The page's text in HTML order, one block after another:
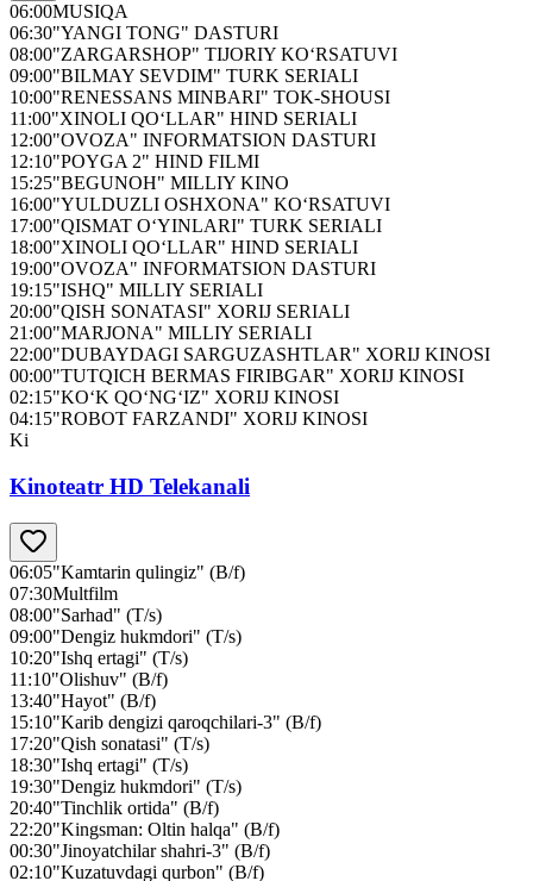
06:00MUSIQA
06:30"YANGI TONG" DASTURI
08:00"ZARGARSHOP" TIJORIY KO‘RSATUVI
09:00"BILMAY SEVDIM" TURK SERIALI
10:00"RENESSANS MINBARI" TOK-SHOUSI
11:00"XINOLI QO‘LLAR" HIND SERIALI
12:00"OVOZA" INFORMATSION DASTURI
12:10"POYGA 2" HIND FILMI
15:25"BEGUNOH" MILLIY KINO
16:00"YULDUZLI OSHXONA" KO‘RSATUVI
17:00"QISMAT O‘YINLARI" TURK SERIALI
18:00"XINOLI QO‘LLAR" HIND SERIALI
19:00"OVOZA" INFORMATSION DASTURI
19:15"ISHQ" MILLIY SERIALI
20:00"QISH SONATASI" XORIJ SERIALI
21:00"MARJONA" MILLIY SERIALI
22:00"DUBAYDAGI SARGUZASHTLAR" XORIJ KINOSI
00:00"TUTQICH BERMAS FIRIBGAR" XORIJ KINOSI
02:15"KO‘K QO‘NG‘IZ" XORIJ KINOSI
04:15"ROBOT FARZANDI" XORIJ KINOSI
Ki
Kinoteatr HD Telekanali
06:05"Kamtarin qulingiz" (B/f)
07:30Multfilm
08:00"Sarhad" (T/s)
09:00"Dengiz hukmdori" (T/s)
10:20"Ishq ertagi" (T/s)
11:10"Olishuv" (B/f)
13:40"Hayot" (B/f)
15:10"Karib dengizi qaroqchilari-3" (B/f)
17:20"Qish sonatasi" (T/s)
18:30"Ishq ertagi" (T/s)
19:30"Dengiz hukmdori" (T/s)
20:40"Tinchlik ortida" (B/f)
22:20"Kingsman: Oltin halqa" (B/f)
00:30"Jinoyatchilar shahri-3" (B/f)
02:10"Kuzatuvdagi qurbon" (B/f)